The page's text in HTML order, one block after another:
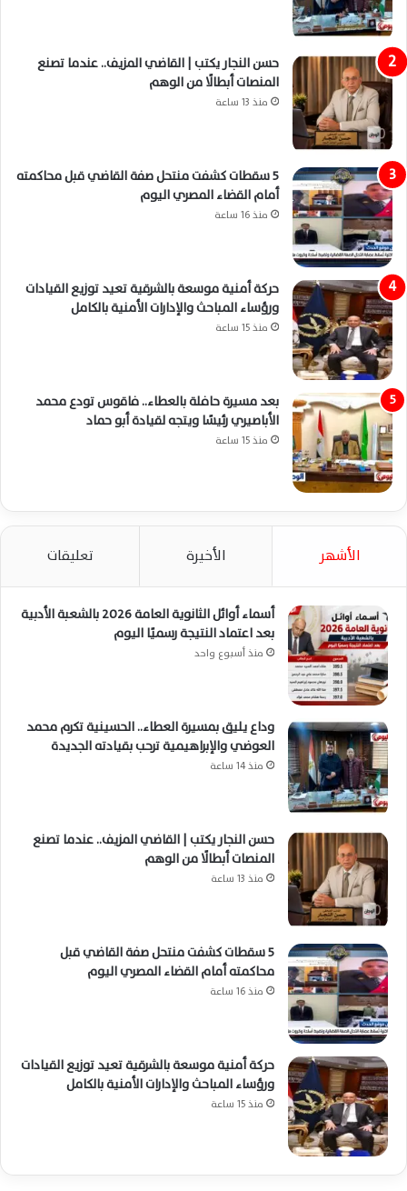
حسن النجار يكتب | القاضي المزيف.. عندما تصنع
المنصات أبطالًا من الوهم
منذ 13 ساعة
5 سقطات كشفت منتحل صفة القاضي قبل محاكمته
أمام القضاء المصري اليوم
منذ 16 ساعة
حركة أمنية موسعة بالشرقية تعيد توزيع القيادات
ورؤساء المباحث والإدارات الأمنية بالكامل
منذ 15 ساعة
بعد مسيرة حافلة بالعطاء.. فاقوس تودع محمد
الأباصيري رئيسًا ويتجه لقيادة أبو حماد
منذ 15 ساعة
الأشهر الأخيرة تعليقات
أسماء أوائل الثانوية العامة 2026 بالشعبة الأدبية
بعد اعتماد النتيجة رسميًا اليوم
منذ أسبوع واحد
وداع يليق بمسيرة العطاء.. الحسينية تكرم محمد
العوضي والإبراهيمية ترحب بقيادته الجديدة
منذ 14 ساعة
حسن النجار يكتب | القاضي المزيف.. عندما تصنع
المنصات أبطالًا من الوهم
منذ 13 ساعة
5 سقطات كشفت منتحل صفة القاضي قبل
محاكمته أمام القضاء المصري اليوم
منذ 16 ساعة
حركة أمنية موسعة بالشرقية تعيد توزيع القيادات
ورؤساء المباحث والإدارات الأمنية بالكامل
منذ 15 ساعة